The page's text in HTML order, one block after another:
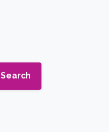
Search